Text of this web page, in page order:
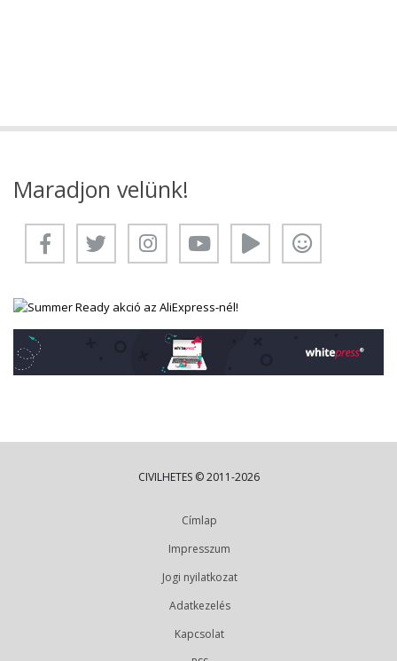
Maradjon velünk!
CIVILHETES © 2011-2026
Címlap
Impresszum
Jogi nyilatkozat
Adatkezelés
Kapcsolat